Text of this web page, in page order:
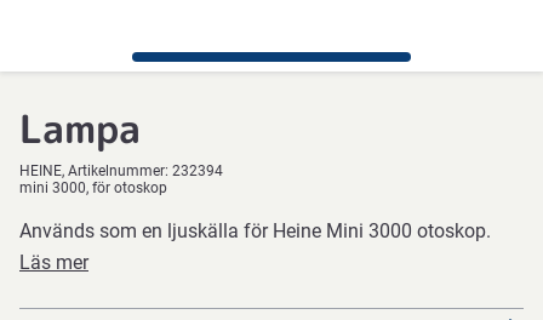
Lampa
HEINE Artikelnummer: 232394
mini 3000, för otoskop
Används som en ljuskälla för Heine Mini 3000 otoskop.
Läs mer